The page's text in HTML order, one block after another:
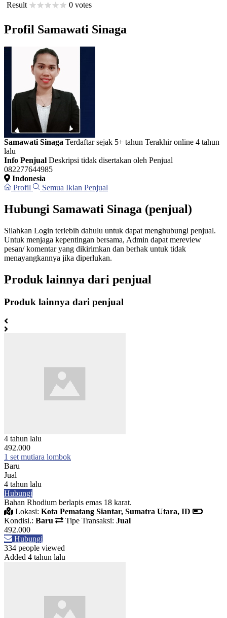
Result
0 votes
Profil Samawati Sinaga
Samawati Sinaga Terdaftar sejak 5+ tahun Terakhir online 4 tahun
lalu
Info Penjual Deskripsi tidak disertakan oleh Penjual
082277644985
Indonesia
Profil
Semua Iklan Penjual
Hubungi Samawati Sinaga (penjual)
Silahkan Login terlebih dahulu untuk dapat menghubungi penjual.
Untuk menjaga kepentingan bersama, Admin dapat mereview
pesan/ komentar yang dikirimkan dan berhak untuk tidak
menayangkannya jika diperlukan.
Produk lainnya dari penjual
Produk lainnya dari penjual
4 tahun lalu
492.000
1 set mutiara lombok
Baru
Jual
4 tahun lalu
Hubungi
Bahan Rhodium berlapis emas 18 karat.
Lokasi: Kota Pematang Siantar, Sumatra Utara, ID
Kondisi.: Baru Tipe Transaksi: Jual
492.000
Hubungi
334 people viewed
Added 4 tahun lalu